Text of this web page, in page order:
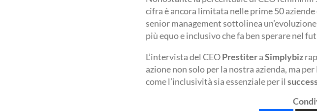
cifra è ancora limitata nelle prime 50
senior management sottolinea
più equo e inclusivo che fa ben sperare nel
L’intervista del CEOPrestiteraSimplybiz
azione non solo per la nostra azienda, ma
come l’inclusività sia essenziale per il